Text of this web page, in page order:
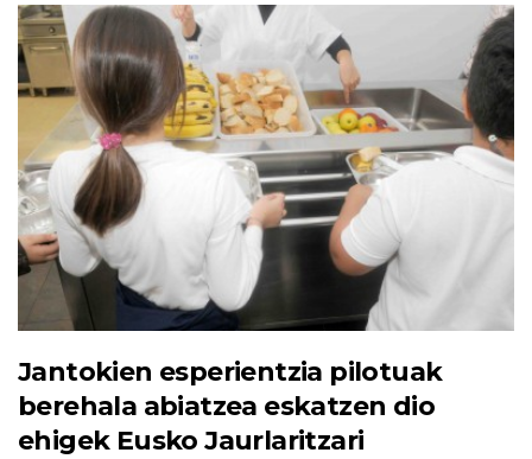
Jantokien esperientzia pilotuak
berehala abiatzea eskatzen dio
ehigek Eusko Jaurlaritzari